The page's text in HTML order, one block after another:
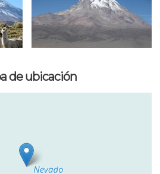
de ubicación